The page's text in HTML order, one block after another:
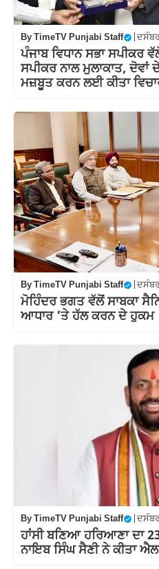
ByTimeTV Punjabi Staff
ਪੰਜਾਬ ਵਿਧਾਨ ਸਭਾ ਸਪੀਕਰ
ਸਪੀਕਰ ਨਾਲ ਮੁਲਾਕਾਤ,
ਮਜ਼ਬੂਤ ਕਰਨ ਲਈ ਕੀਤਾ
ByTimeTV Punjabi Staff
ਮੋਹਿੰਦਰ ਭਗਤ ਵੱਲੋਂ ਸਾਬਕਾ
ਆਧਾਰ ’ਤੇ ਹੱਲ ਕਰਨ ਦੇ ਹੁਕਮ
ByTimeTV Punjabi Staff
ਹਾਂਸੀ ਬਣਿਆ ਹਰਿਆਣਾ ਦਾ
ਨਾਇਬ ਸਿੰਘ ਸੈਣੀ ਨੇ ਕੀਤਾ